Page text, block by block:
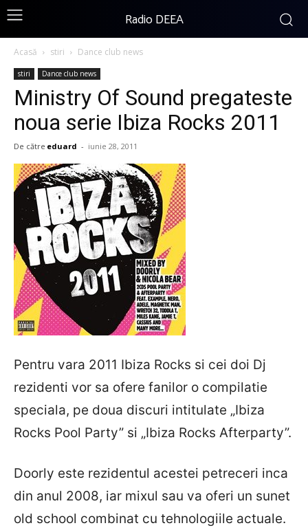
Radio DEEA
Acasă stiri Dance club news
stiri Dance club news
Ministry Of Sound pregateste
noua serie Ibiza Rocks 2011
De către eduard - iunie 28, 2011
Pentru vara 2011 Ibiza Rocks si cei doi Dj
rezidenti vor sa ofere fanilor o compilatie
speciala, pe doua discuri intitulate „Ibiza
Rocks Pool Party” si „Ibiza Rocks Afterparty”.
Doorly este rezidentul acestei petreceri inca
din anul 2008, iar mixul sau va oferi un sunet
old school combinat cu tehnologiile actuale.